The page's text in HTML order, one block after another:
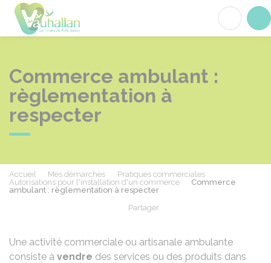
Commerce ambulant :
règlementation à
respecter
Accueil Mes démarches
Pratiques commerciales
Autorisations pour l'installation d'un commerce
Commerce
ambulant : règlementation à respecter
Partager
Une activité commerciale ou artisanale ambulante
consiste à vendre des services ou des produits dans